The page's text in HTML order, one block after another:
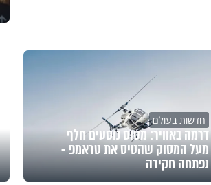
חדשות בעולם
דרמה באוויר: מטוס נוסעים חלף
מעל המסוק שהטיס את טראמפ -
נפתחה חקירה